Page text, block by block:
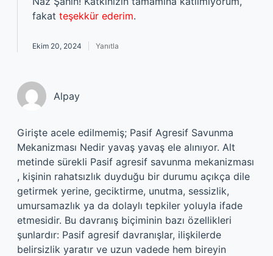
fakat teşekkür ederim.
Ekim 20, 2024 Yanıtla
Alpay
Girişte acele edilmemiş; Pasif Agresif Savunma
Mekanizması Nedir yavaş yavaş ele alınıyor. Alt
metinde sürekli Pasif agresif savunma mekanizması
, kişinin rahatsızlık duyduğu bir durumu açıkça dile
getirmek yerine, geciktirme, unutma, sessizlik,
umursamazlık ya da dolaylı tepkiler yoluyla ifade
etmesidir. Bu davranış biçiminin bazı özellikleri
şunlardır: Pasif agresif davranışlar, ilişkilerde
belirsizlik yaratır ve uzun vadede hem bireyin